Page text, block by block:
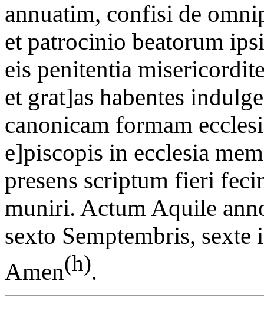
annuatim, confisi de
et patrocinio beatorum
eis penitentia
et grat]as habentes
canonicam formam
e]piscopis in ecclesia
presens scriptum fieri
muniri. Actum Aquile
sexto Semptembris,
Amen(h).